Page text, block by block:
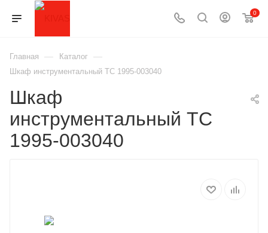
0
Главная — Каталог —
Шкаф инструментальный ТС 1995-003040
Шкаф
инструментальный ТС
1995-003040